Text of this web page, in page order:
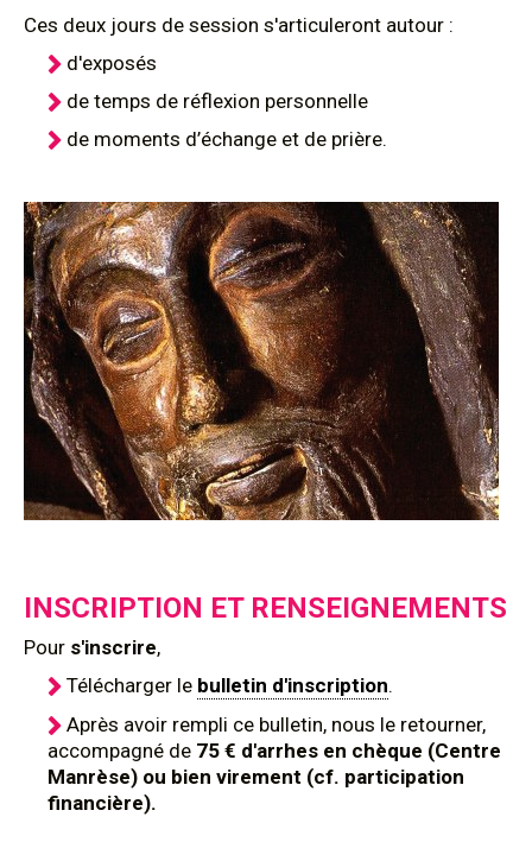
Ces deux jours de session s'articuleront autour :
d'exposés
de temps de réflexion personnelle
de moments d’échange et de prière.
INSCRIPTION ET RENSEIGNEMENTS
Pour s'inscrire,
Télécharger le bulletin d'inscription.
Après avoir rempli ce bulletin, nous le retourner,
accompagné de 75 € d'arrhes en chèque (Centre
Manrèse) ou bien virement (cf. participation
financière).